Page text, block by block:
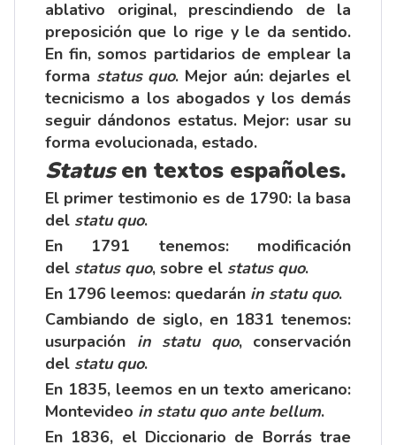
ablativo original, prescindiendo de la
preposición que lo rige y le da sentido.
En fin, somos partidarios de emplear la
forma status quo. Mejor aún: dejarles el
tecnicismo a los abogados y los demás
seguir dándonos estatus. Mejor: usar su
forma evolucionada, estado.
Statusen textos españoles.
El primer testimonio es de 1790: la basa
del statu quo.
En 1791 tenemos: modificación
del status quo, sobre el status quo.
En 1796 leemos: quedarán in statu quo.
Cambiando de siglo, en 1831 tenemos:
usurpación in statu quo, conservación
del statu quo.
En 1835, leemos en un texto americano:
Montevideo in statu quo ante bellum.
En 1836, el Diccionario de Borrás trae